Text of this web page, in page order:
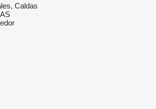
Caldas